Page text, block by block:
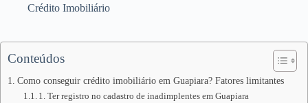
Crédito Imobiliário
Conteúdos
Como conseguir crédito imobiliário em Guapiara? Fatores limitantes
1. Ter registro no cadastro de inadimplentes em Guapiara